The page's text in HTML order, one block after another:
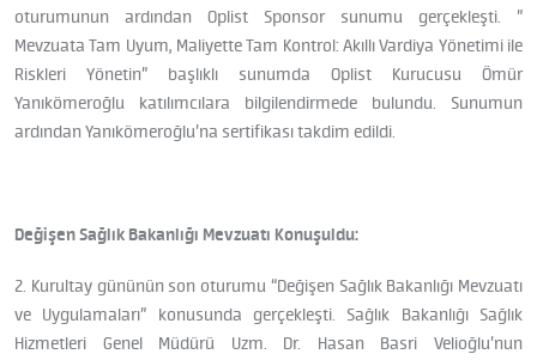
oturumunun ardından Oplist Sponsor sunumu gerçekleşti. ”
Mevzuata Tam Uyum, Maliyette Tam Kontrol: Akıllı Vardiya Yönetimi ile
Riskleri Yönetin” başlıklı sunumda Oplist Kurucusu Ömür
Yanıkömeroğlu katılımcılara bilgilendirmede bulundu. Sunumun
ardından Yanıkömeroğlu’na sertifikası takdim edildi.
Değişen Sağlık Bakanlığı Mevzuatı Konuşuldu:
2. Kurultay gününün son oturumu “Değişen Sağlık Bakanlığı Mevzuatı
ve Uygulamaları” konusunda gerçekleşti. Sağlık Bakanlığı Sağlık
Hizmetleri Genel Müdürü Uzm. Dr. Hasan Basri Velioğlu’nun